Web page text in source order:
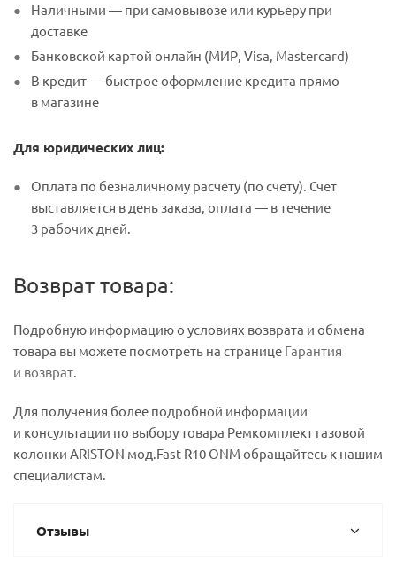
Наличными — при самовывозе или курьеру при
доставке
Банковской картой онлайн (МИР, Visa, Mastercard)
В кредит — быстрое оформление кредита прямо
в магазине
Для юридических лиц:
Оплата по безналичному расчету (по счету). Счет
выставляется в день заказа, оплата — в течение
3 рабочих дней.
Возврат товара:
Подробную информацию о условиях возврата и обмена
товара вы можете посмотреть на странице Гарантия
и возврат.
Для получения более подробной информации
и консультации по выбору товара Ремкомплект газовой
колонки ARISTON мод.Fast R10 ONM обращайтесь к нашим
специалистам.
Отзывы